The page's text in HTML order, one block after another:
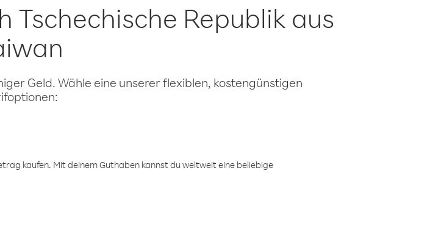
Tschechische Republik aus
Geld. Wähle eine unserer flexiblen, kostengünstigen
kaufen. Mit deinem Guthaben kannst du weltweit eine beliebige